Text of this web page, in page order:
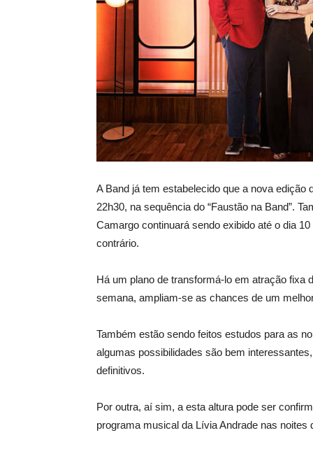
A Band já tem estabelecido que a nova edição
22h30, na sequência do “Faustão na Band”.
Camargo continuará sendo exibido até o dia
contrário.
Há um plano de transformá-lo em atração fixa
semana, ampliam-se as chances de um
Também estão sendo feitos estudos para as
algumas possibilidades são bem
definitivos.
Por outra, aí sim, a esta altura pode ser
programa musical da Lívia Andrade nas noites